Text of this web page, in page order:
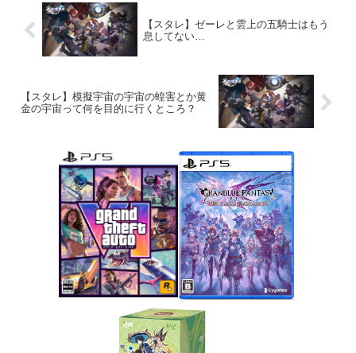
【スタレ】ゼーレと雲上の五騎士はもう
息してない…
【スタレ】模擬宇宙の宇宙の蝗害とか黄
金の宇宙って何を目的に行くところ？